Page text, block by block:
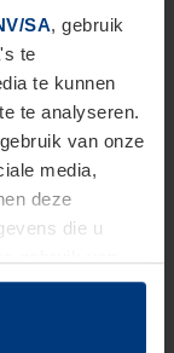
SA, gebruik
te
te kunnen
te analyseren.
van onze
media,
deze
die u
op uw